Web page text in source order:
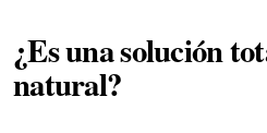
¿Es una solución
natural?